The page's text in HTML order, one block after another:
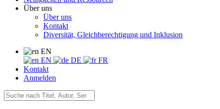
Über uns
Über uns
Kontakt
Diversität, Gleichberechtigung und Inklusion
EN
EN
DE
FR
Kontakt
Anmelden